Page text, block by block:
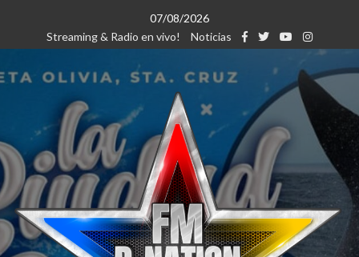
contenido
07/08/2026
Streaming & Radio en vivo!
Noticias